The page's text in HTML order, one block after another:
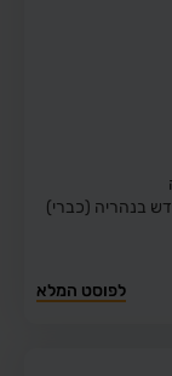
בנהריה (כברי)
לפוסט המלא